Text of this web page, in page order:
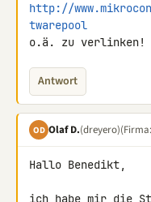
http://
twarepool
o.ä. zu verlinken!
Antwort
OD Olaf D.(dreyero)
Hallo Benedikt,
ich habe mir die